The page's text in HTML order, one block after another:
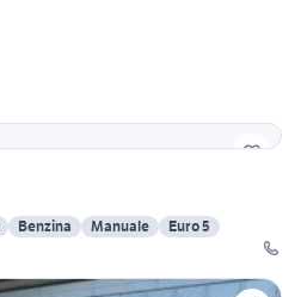
Benzina Manuale
Euro 5